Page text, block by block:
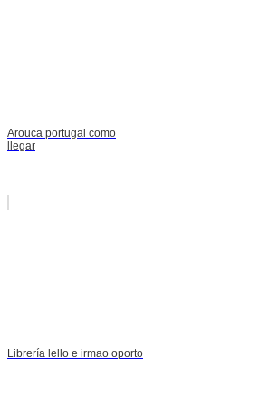
Arouca portugal como
llegar
Librería lello e irmao oporto